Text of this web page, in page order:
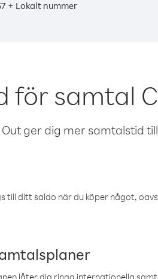
+ Lokalt nummer
för samtal
ger dig mer samtalstid
till ditt saldo när du köper något,